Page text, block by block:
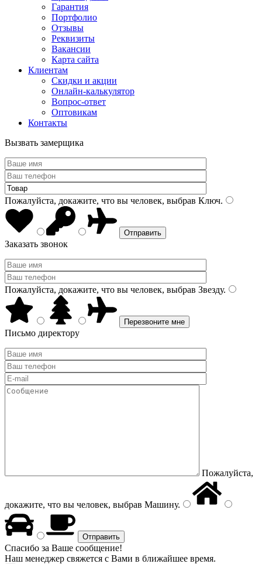
Гарантия
Портфолио
Отзывы
Реквизиты
Вакансии
Карта сайта
Клиентам
Скидки и акции
Онлайн-калькулятор
Вопрос-ответ
Оптовикам
Контакты
Вызвать замерщика
Пожалуйста, докажите, что вы человек, выбрав Ключ.
Заказать звонок
Пожалуйста, докажите, что вы человек, выбрав Звезду.
Письмо директору
Пожалуйста,
докажите, что вы человек, выбрав Машину.
Спасибо за Ваше сообщение!
Наш менеджер свяжется с Вами в ближайшее время.